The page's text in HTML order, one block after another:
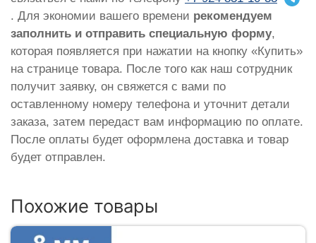
. Для экономии вашего времени рекомендуем
заполнить и отправить специальную форму,
которая появляется при нажатии на кнопку «Купить»
на странице товара. После того как наш сотрудник
получит заявку, он свяжется с вами по
оставленному номеру телефона и уточнит детали
заказа, затем передаст вам информацию по оплате.
После оплаты будет оформлена доставка и товар
будет отправлен.
Похожие товары